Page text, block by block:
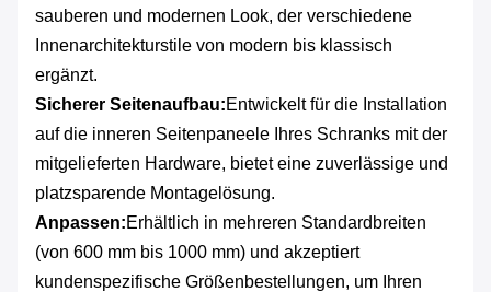
sauberen und modernen Look, der verschiedene
Innenarchitekturstile von modern bis klassisch
ergänzt.
Sicherer Seitenaufbau:Entwickelt für die Installation
auf die inneren Seitenpaneele Ihres Schranks mit der
mitgelieferten Hardware, bietet eine zuverlässige und
platzsparende Montagelösung.
Anpassen:Erhältlich in mehreren Standardbreiten
(von 600 mm bis 1000 mm) und akzeptiert
kundenspezifische Größenbestellungen, um Ihren